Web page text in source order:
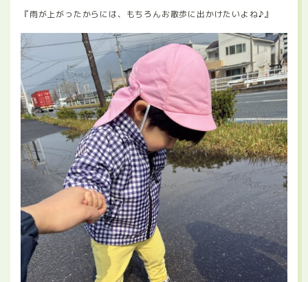
『雨が上がったからには、もちろんお散歩に出かけたいよね♪』